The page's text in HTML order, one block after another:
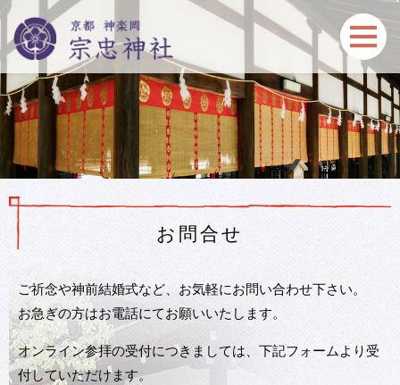
お問合せ
ご祈念や神前結婚式など、お気軽にお問い合わせ下さい。
お急ぎの方はお電話にてお願いいたします。
オンライン参拝の受付につきましては、下記フォームより受
付していただけます。